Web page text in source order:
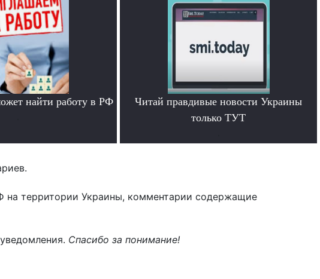
найти работу в РФ
Читай правдивые новости Украины
только ТУТ
территории Украины, комментарии содержащие
Спасибо за понимание!